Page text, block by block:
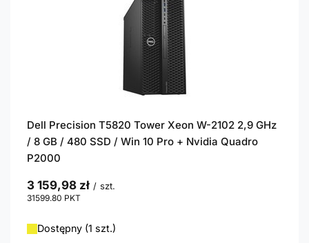
Dell Precision T5820 Tower Xeon W-2102 2,9 GHz
/ 8 GB / 480 SSD / Win 10 Pro + Nvidia Quadro
P2000
3 159,98 zł / szt.
31599.80 PKT
Dostępny (1 szt.)